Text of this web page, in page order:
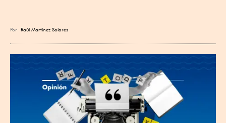
Por Raúl Martínez Solares